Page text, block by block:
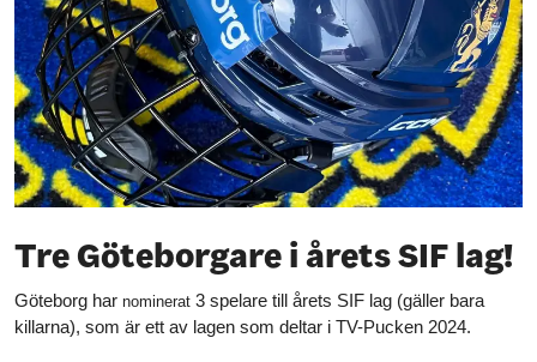
Tre Göteborgare i årets SIF lag!
Göteborg har nominerat 3 spelare till årets SIF lag (gäller bara
killarna), som är ett av lagen som deltar i TV-Pucken 2024.